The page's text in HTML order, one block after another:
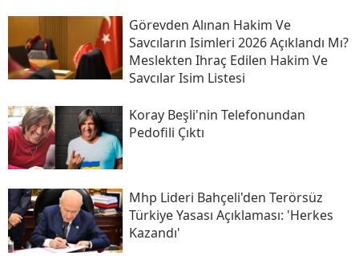
Görevden Alınan Hakim Ve
Savcıların Isimleri 2026 Açıklandı Mı?
Meslekten Ihraç Edilen Hakim Ve
Savcılar Isim Listesi
Koray Beşli'nin Telefonundan
Pedofili Çıktı
Mhp Lideri Bahçeli'den Terörsüz
Türkiye Yasası Açıklaması: 'herkes
Kazandı'